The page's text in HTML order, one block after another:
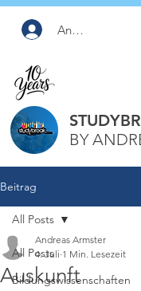
Anmelden
BY
Beitrag
All Posts
Bildungswissenschaften
All Posts
Auskunft
Andreas Armster
4. Juli 1 Min. Lesezeit